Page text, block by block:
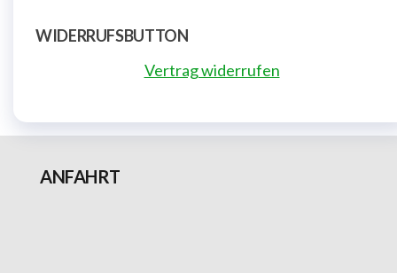
WIDERRUFSBUTTON
Vertrag widerrufen
ANFAHRT